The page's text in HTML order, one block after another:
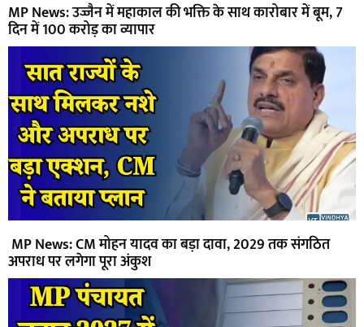
MP News: उज्जैन में महाकाल की भक्ति के साथ कारोबार में बूम, 7
दिन में 100 करोड़ का व्यापार
MP News: CM मोहन यादव का बड़ा दावा, 2029 तक संगठित
अपराध पर लगेगा पूरा अंकुश